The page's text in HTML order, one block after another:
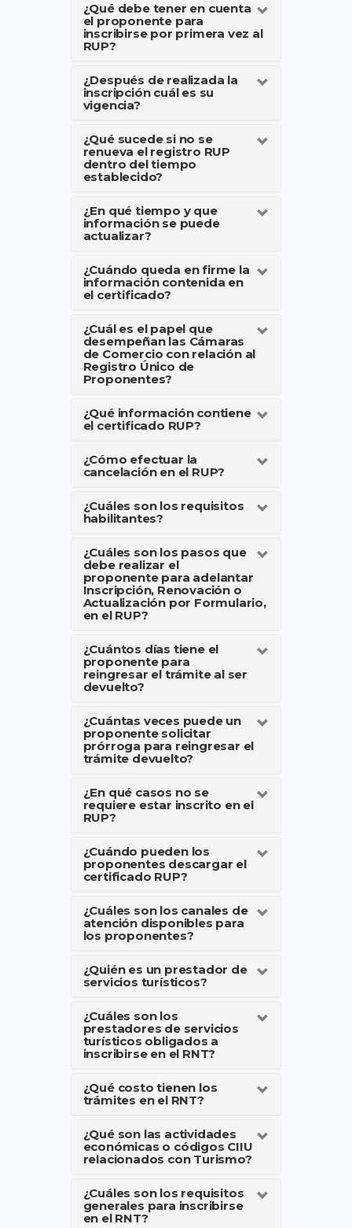
¿Qué debe tener en cuenta
el proponente para
inscribirse por primera vez al
RUP?
¿Después de realizada la
inscripción cuál es su
vigencia?
¿Qué sucede si no se
renueva el registro RUP
dentro del tiempo
establecido?
¿En qué tiempo y que
información se puede
actualizar?
¿Cuándo queda en firme la
información contenida en
el certificado?
¿Cuál es el papel que
desempeñan las Cámaras
de Comercio con relación al
Registro Único de
Proponentes?
¿Qué información contiene
el certificado RUP?
¿Cómo efectuar la
cancelación en el RUP?
¿Cuáles son los requisitos
habilitantes?
¿Cuáles son los pasos que
debe realizar el
proponente para adelantar
Inscripción, Renovación o
Actualización por Formulario,
en el RUP?
¿Cuántos días tiene el
proponente para
reingresar el trámite al ser
devuelto?
¿Cuántas veces puede un
proponente solicitar
prórroga para reingresar el
trámite devuelto?
¿En qué casos no se
requiere estar inscrito en el
RUP?
¿Cuándo pueden los
proponentes descargar el
certificado RUP?
¿Cuáles son los canales de
atención disponibles para
los proponentes?
¿Quién es un prestador de
servicios turísticos?
¿Cuáles son los
prestadores de servicios
turísticos obligados a
inscribirse en el RNT?
¿Qué costo tienen los
trámites en el RNT?
¿Qué son las actividades
económicas o códigos CIIU
relacionados con Turismo?
¿Cuáles son los requisitos
generales para inscribirse
en el RNT?